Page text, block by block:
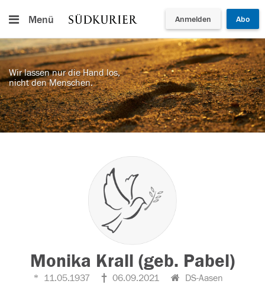
Menü Anmelden Abo
Wir lassen nur die Hand los,
nicht den Menschen.
Monika Krall (geb. Pabel)
11.05.1937 06.09.2021 DS-Aasen